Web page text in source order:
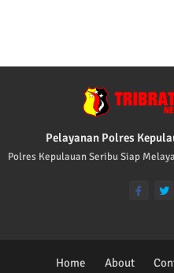
Pelayanan Polres
Polres Kepulauan Seribu Siap
Home About